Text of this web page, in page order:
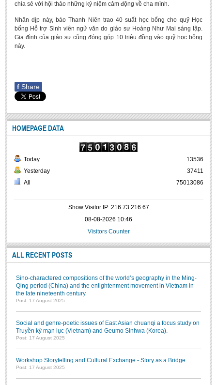
East-Asian region
Studies on Sinology & Nom
Vietnamese and Japanese Literature Viewed from an East Asian
80 Years of New Poetry and the Self-Reliant Literary Group
Alumni Association
STUDENT ACTIVITIES
Literature Club
chia sẻ với hội thảo những kỷ niệm cảm động về cha mình.
Nhân dịp này, báo Thanh Niên trao 40 suất học bổng cho quỹ Học
bổng Hỗ trợ Sinh viên ngữ văn do giáo sư Hoàng Như Mai sáng lập.
Gia đình của giáo sư cũng đóng góp 10 triệu đồng vào quỹ học bổng
này.
f Share
HOMEPAGE DATA
Today
Yesterday
All
13536
37411
75013086
Show Visitor IP: 216.73.216.67
08-08-2026 10:46
Visitors Counter
ALL RECENT POSTS
Sino-charactered compositions of the world’s geography in the Ming-
Qing period (China) and the enlightenment movement in Vietnam in
the late nineteenth century
Post: 17 August 2025
Social and genre-poetic issues of East Asian chuanqi a focus study on
Truyền kỳ mạn lục (Vietnam) and Geumo Sinhwa (Korea).
Post: 17 August 2025
Workshop Storytelling and Cultural Exchange - Story as a Bridge
Post: 17 August 2025